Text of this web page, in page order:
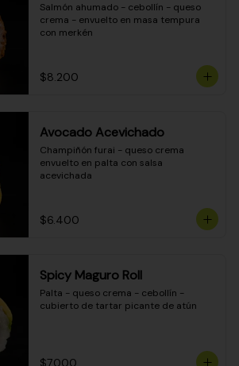
Salmón ahumado - cebollín - queso
crema - envuelto en masa tempura
con merkén
$8.200
Avocado Acevichado
Champiñón furai - queso crema
envuelto en palta con salsa
acevichada
$6.400
Spicy Maguro Roll
Palta - queso crema - cebollín -
cubierto de tartar picante de atún
$7.000